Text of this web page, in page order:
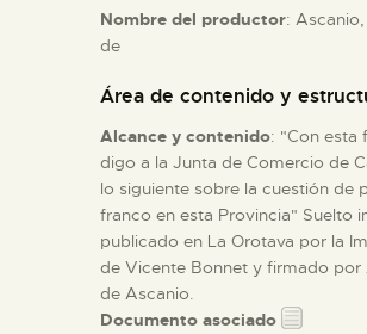
Nombre del productor:
de
Área de contenido y
Alcance y contenido: "Con esta
digo a la Junta de Comercio de
lo siguiente sobre la cuestión de
franco en esta Provincia" Suelto
publicado en La Orotava por la
de Vicente Bonnet y firmado por
de Ascanio.
Documento asociado